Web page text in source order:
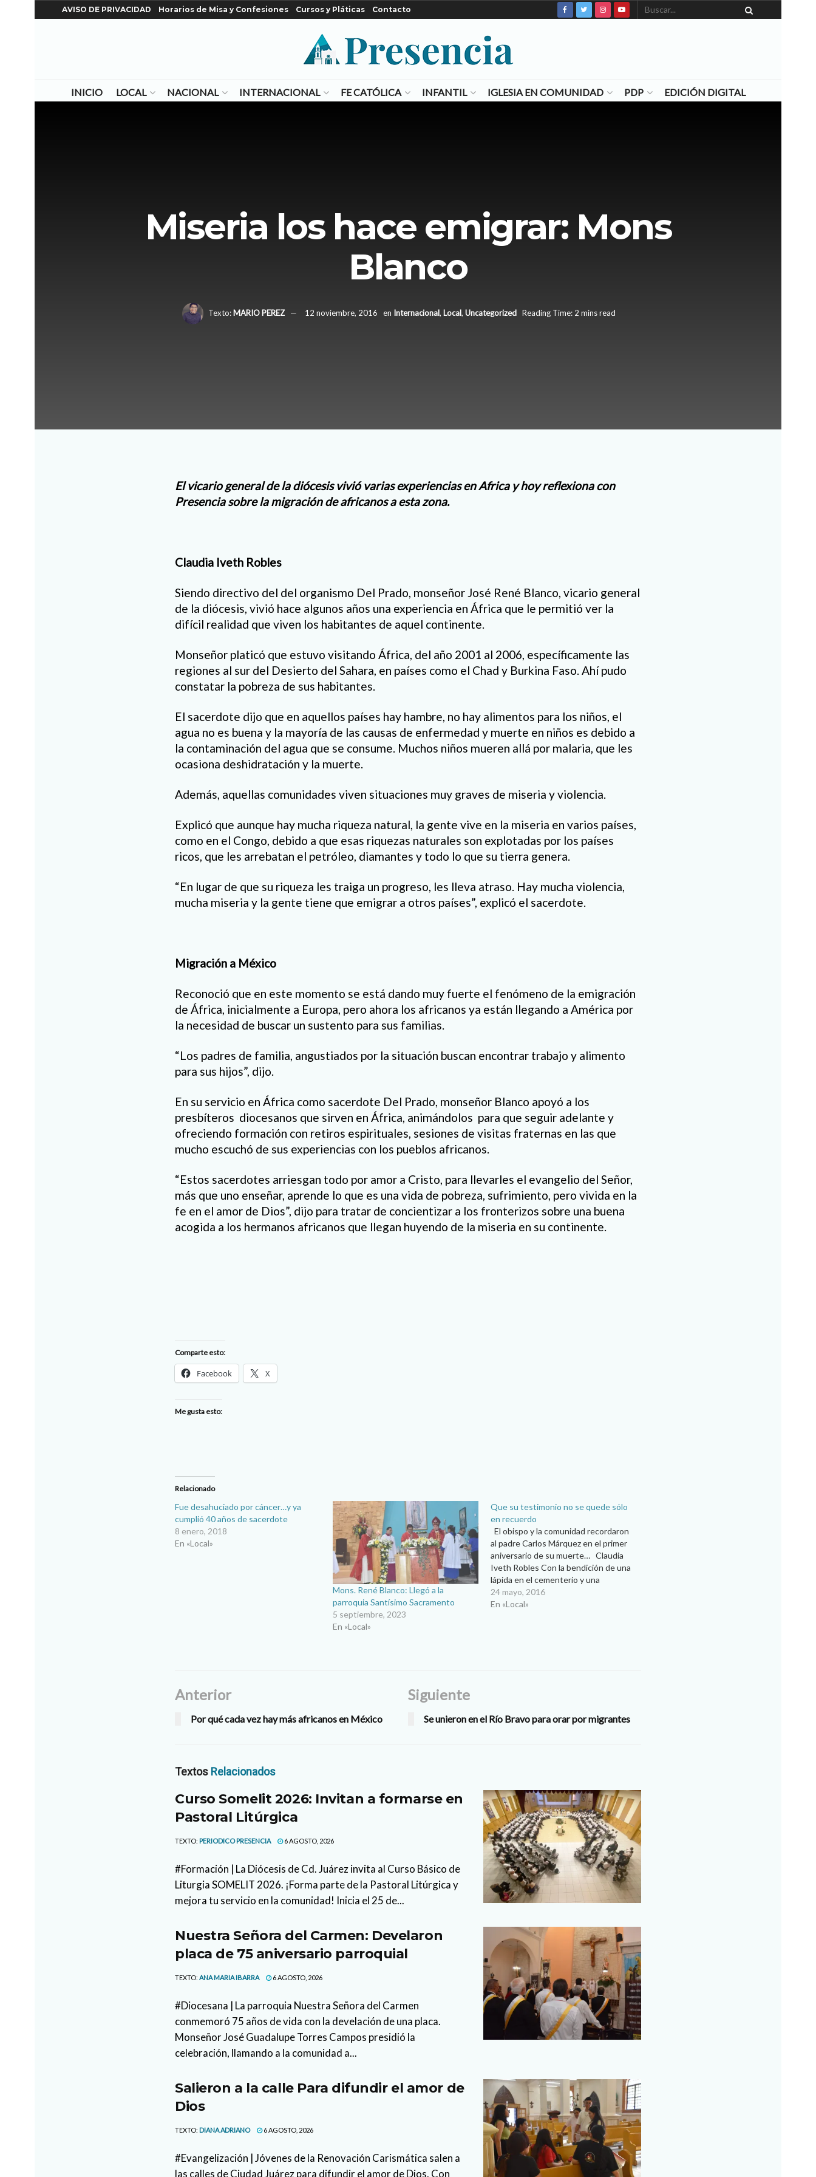
AVISO DE PRIVACIDAD Horarios de Misa y Confesiones Cursos y Pláticas Contacto
INICIO LOCAL NACIONAL INTERNACIONAL FE CATÓLICA INFANTIL IGLESIA EN COMUNIDAD PDP EDICIÓN DIGITAL
Miseria los hace emigrar: Mons
Blanco
Texto: MARIO PEREZ 12 noviembre, 2016 en Internacional, Local, Uncategorized Reading Time: 2 mins read
El vicario general de la diócesis vivió varias experiencias en Africa y hoy reflexiona con
Presencia sobre la migración de africanos a esta zona.
Claudia Iveth Robles
Siendo directivo del del organismo Del Prado, monseñor José René Blanco, vicario general
de la diócesis, vivió hace algunos años una experiencia en África que le permitió ver la
difícil realidad que viven los habitantes de aquel continente.
Monseñor platicó que estuvo visitando África, del año 2001 al 2006, específicamente las
regiones al sur del Desierto del Sahara, en países como el Chad y Burkina Faso. Ahí pudo
constatar la pobreza de sus habitantes.
El sacerdote dijo que en aquellos países hay hambre, no hay alimentos para los niños, el
agua no es buena y la mayoría de las causas de enfermedad y muerte en niños es debido a
la contaminación del agua que se consume. Muchos niños mueren allá por malaria, que les
ocasiona deshidratación y la muerte.
Además, aquellas comunidades viven situaciones muy graves de miseria y violencia.
Explicó que aunque hay mucha riqueza natural, la gente vive en la miseria en varios países,
como en el Congo, debido a que esas riquezas naturales son explotadas por los países
ricos, que les arrebatan el petróleo, diamantes y todo lo que su tierra genera.
“En lugar de que su riqueza les traiga un progreso, les lleva atraso. Hay mucha violencia,
mucha miseria y la gente tiene que emigrar a otros países”, explicó el sacerdote.
Migración a México
Reconoció que en este momento se está dando muy fuerte el fenómeno de la emigración
de África, inicialmente a Europa, pero ahora los africanos ya están llegando a América por
la necesidad de buscar un sustento para sus familias.
“Los padres de familia, angustiados por la situación buscan encontrar trabajo y alimento
para sus hijos”, dijo.
En su servicio en África como sacerdote Del Prado, monseñor Blanco apoyó a los
presbíteros diocesanos que sirven en África, animándolos para que seguir adelante y
ofreciendo formación con retiros espirituales, sesiones de visitas fraternas en las que
mucho escuchó de sus experiencias con los pueblos africanos.
“Estos sacerdotes arriesgan todo por amor a Cristo, para llevarles el evangelio del Señor,
más que uno enseñar, aprende lo que es una vida de pobreza, sufrimiento, pero vivida en la
fe en el amor de Dios”, dijo para tratar de concientizar a los fronterizos sobre una buena
acogida a los hermanos africanos que llegan huyendo de la miseria en su continente.
Comparte esto:
Facebook X
Me gusta esto:
Relacionado
Fue desahuciado por cáncer…y ya
cumplió 40 años de sacerdote
8 enero, 2018
En «Local»
Mons. René Blanco: Llegó a la
parroquia Santísimo Sacramento
5 septiembre, 2023
En «Local»
Que su testimonio no se quede sólo
en recuerdo
El obispo y la comunidad recordaron
al padre Carlos Márquez en el primer
aniversario de su muerte… Claudia
Iveth Robles Con la bendición de una
lápida en el cementerio y una
Eucaristía, la comunidad de la Diócesis
de Ciudad Juárez recordó al padre
24 mayo, 2016
En «Local»
Anterior
Por qué cada vez hay más africanos en México
Siguiente
Se unieron en el Río Bravo para orar por migrantes
Textos Relacionados
Curso Somelit 2026: Invitan a formarse en
Pastoral Litúrgica
TEXTO: PERIODICO PRESENCIA 6 AGOSTO, 2026
#Formación | La Diócesis de Cd. Juárez invita al Curso Básico de
Liturgia SOMELIT 2026. ¡Forma parte de la Pastoral Litúrgica y
mejora tu servicio en la comunidad! Inicia el 25 de...
Nuestra Señora del Carmen: Develaron
placa de 75 aniversario parroquial
TEXTO: ANA MARIA IBARRA 6 AGOSTO, 2026
#Diocesana | La parroquia Nuestra Señora del Carmen
conmemoró 75 años de vida con la develación de una placa.
Monseñor José Guadalupe Torres Campos presidió la
celebración, llamando a la comunidad a...
Salieron a la calle Para difundir el amor de
Dios
TEXTO: DIANA ADRIANO 6 AGOSTO, 2026
#Evangelización | Jóvenes de la Renovación Carismática salen a
las calles de Ciudad Juárez para difundir el amor de Dios. Con